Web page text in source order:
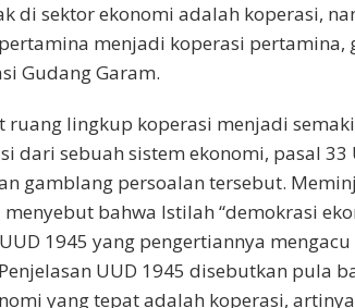
di sektor ekonomi adalah koperasi,
menjadi koperasi pertamina,
Gudang Garam.
ruang lingkup koperasi menjadi
dari sebuah sistem ekonomi, pasal 33
gamblang persoalan tersebut.
bahwa Istilah “demokrasi
1945 yang pengertiannya
UUD 1945 disebutkan pula
yang tepat adalah koperasi,